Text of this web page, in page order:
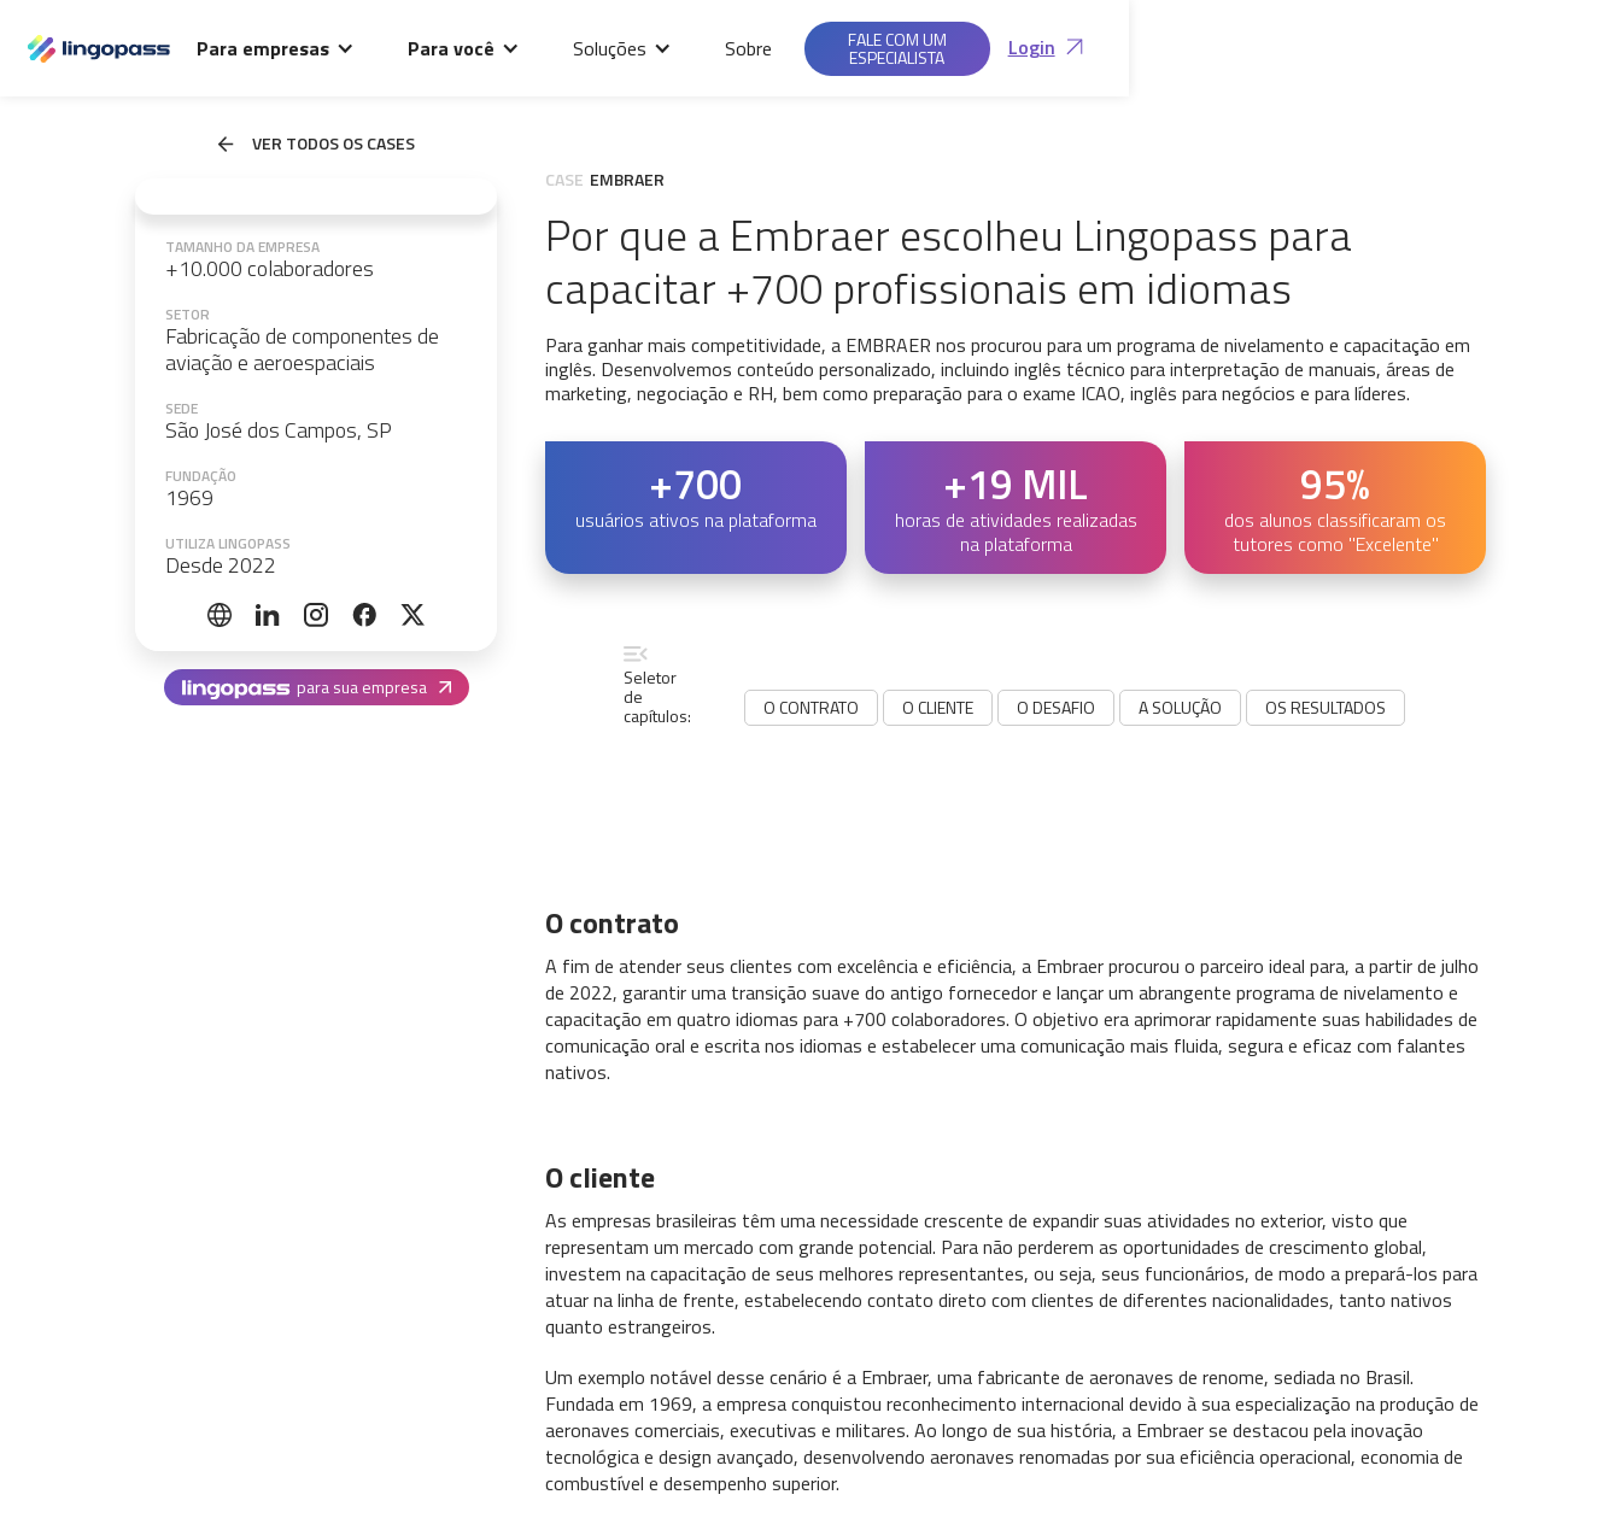
Para empresas Para você Soluções Sobre FALE COM UM
ESPECIALISTA Login
VER TODOS OS CASES
TAMANHO DA EMPRESA
+10.000 colaboradores
SETOR
Fabricação de componentes de
aviação e aeroespaciais
SEDE
São José dos Campos, SP
FUNDAÇÃO
1969
UTILIZA LINGOPASS
Desde 2022
para sua empresa
CASE EMBRAER
Por que a Embraer escolheu Lingopass para
capacitar +700 profissionais em idiomas
Para ganhar mais competitividade, a EMBRAER nos procurou para um programa de nivelamento e capacitação em
inglês. Desenvolvemos conteúdo personalizado, incluindo inglês técnico para interpretação de manuais, áreas de
marketing, negociação e RH, bem como preparação para o exame ICAO, inglês para negócios e para líderes.
+700
usuários ativos na plataforma
+19 MIL
horas de atividades realizadas
na plataforma
95%
dos alunos classificaram os
tutores como "Excelente"
Seletor
de
capítulos: O CONTRATO O CLIENTE O DESAFIO A SOLUÇÃO OS RESULTADOS
O contrato
A fim de atender seus clientes com excelência e eficiência, a Embraer procurou o parceiro ideal para, a partir de julho
de 2022, garantir uma transição suave do antigo fornecedor e lançar um abrangente programa de nivelamento e
capacitação em quatro idiomas para +700 colaboradores. O objetivo era aprimorar rapidamente suas habilidades de
comunicação oral e escrita nos idiomas e estabelecer uma comunicação mais fluida, segura e eficaz com falantes
nativos.
O cliente
As empresas brasileiras têm uma necessidade crescente de expandir suas atividades no exterior, visto que
representam um mercado com grande potencial. Para não perderem as oportunidades de crescimento global,
investem na capacitação de seus melhores representantes, ou seja, seus funcionários, de modo a prepará-los para
atuar na linha de frente, estabelecendo contato direto com clientes de diferentes nacionalidades, tanto nativos
quanto estrangeiros.
Um exemplo notável desse cenário é a Embraer, uma fabricante de aeronaves de renome, sediada no Brasil.
Fundada em 1969, a empresa conquistou reconhecimento internacional devido à sua especialização na produção de
aeronaves comerciais, executivas e militares. Ao longo de sua história, a Embraer se destacou pela inovação
tecnológica e design avançado, desenvolvendo aeronaves renomadas por sua eficiência operacional, economia de
combustível e desempenho superior.